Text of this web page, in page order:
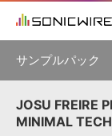
ソフト音源 »
初音ミク NT
KAITO V3
サンプルパック
製品一覧
JOSU FREIRE
MINIMAL